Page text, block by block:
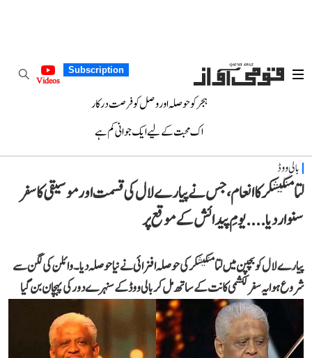
Subscription
Videos
ہجر کو حوصلہ اور وصل کو فرصت درکار
اک محبت کے لیے ایک جوانی کم ہے
بالی ووڈ
لتا منگیشکر کا انعام، جس نے پیارے لال کی قسمت اور موسیقی کا سفر
سنوار دیا....یومِ پیدائش کے موقع پر
پیارے لال کو بچپن میں لتا منگیشکر کی حوصلہ افزائی نے نیا حوصلہ دیا۔ وائلن کی لگن سے
شروع ہوا یہ سفر لکشمی کانت کے ساتھ مل کر بالی ووڈ کے سنہرے دور کی پہچان بن گیا